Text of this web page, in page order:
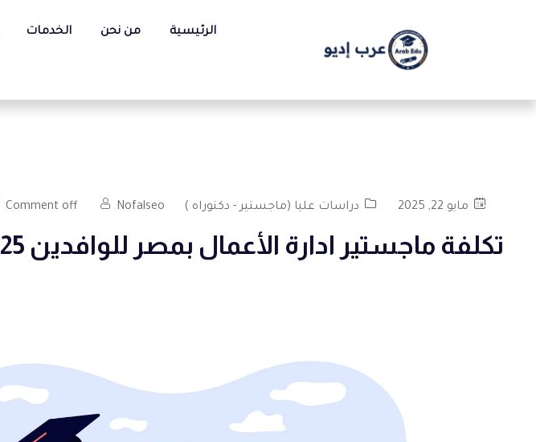
الرئيسية من نحن الخدمات
مايو 22, 2025 دراسات عليا (ماجستير - دكتوراه ) Nofalseo
Comment off
تكلفة ماجستير ادارة الأعمال بمصر للوافدين 2025 \ 2026